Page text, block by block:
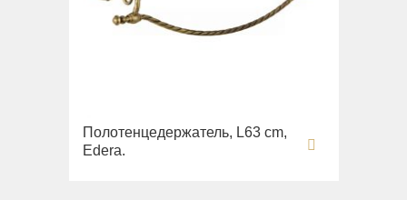
Полотенцедержатель, L63 cm,
Edera.